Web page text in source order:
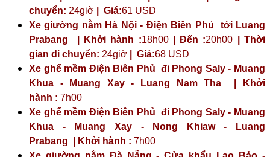
chuyển: 24giờ | Giá:61 USD
Xe giường nằm Hà Nội - Điện Biên Phủ tới Luang
Prabang | Khởi hành :18h00| Đến :20h00 | Thời
gian di chuyển: 24giờ | Giá:68 USD
Xe ghế mềm Điện Biên Phủ đi Phong Saly - Muang
Khua - Muang Xay - Luang Nam Tha | Khởi
hành : 7h00
Xe ghế mềm Điện Biên Phủ đi Phong Saly - Muang
Khua - Muang Xay - Nong Khiaw - Luang
Prabang | Khởi hành : 7h00